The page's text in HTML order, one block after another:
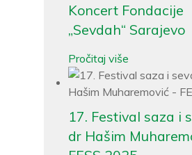
Koncert Fondacije
„Sevdah“ Sarajevo
Pročitaj više
17. Festival saza i
dr Hašim